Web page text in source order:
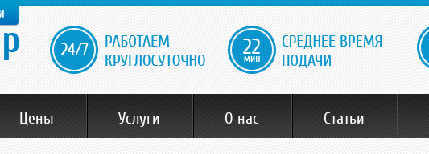
22
Цены Услуги О нас Статьи